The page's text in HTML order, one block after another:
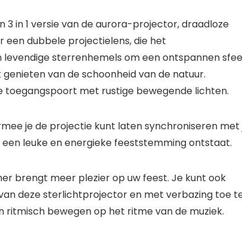
3 in 1 versie van de aurora-projector, draadloze
een dubbele projectielens, die het
sterrenhemels om een ​​ontspannen
van de schoonheid van de natuur.
toegangspoort met rustige bewegende lichten.
je de projectie kunt laten synchroniseren met
leuke en energieke feeststemming ontstaat.
brengt meer plezier op uw feest. Je kunt ook
deze sterlichtprojector en met verbazing toe
bewegen op het ritme van de muziek.